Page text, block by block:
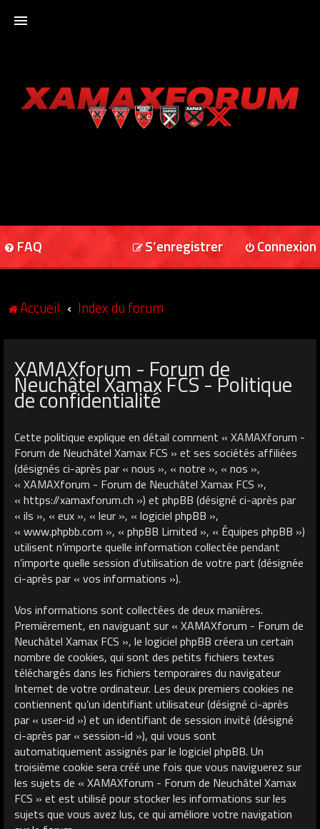
XAMAXFORUM
FAQ Connexion
S’enregistrer
Accueil Index du forum
XAMAXforum - Forum de
Neuchâtel Xamax FCS - Politique
de confidentialité
Cette politique explique en détail comment « XAMAXforum -
Forum de Neuchâtel Xamax FCS » et ses sociétés affiliées
(désignés ci-après par « nous », « notre », « nos »,
« XAMAXforum - Forum de Neuchâtel Xamax FCS »,
« https://xamaxforum.ch ») et phpBB (désigné ci-après par
« ils », « eux », « leur », « logiciel phpBB »,
« www.phpbb.com », « phpBB Limited », « Équipes phpBB »)
utilisent n’importe quelle information collectée pendant
n’importe quelle session d’utilisation de votre part (désignée
ci-après par « vos informations »).
Vos informations sont collectées de deux manières.
Premièrement, en naviguant sur « XAMAXforum - Forum de
Neuchâtel Xamax FCS », le logiciel phpBB créera un certain
nombre de cookies, qui sont des petits fichiers textes
téléchargés dans les fichiers temporaires du navigateur
Internet de votre ordinateur. Les deux premiers cookies ne
contiennent qu’un identifiant utilisateur (désigné ci-après
par « user-id ») et un identifiant de session invité (désigné
ci-après par « session-id »), qui vous sont
automatiquement assignés par le logiciel phpBB. Un
troisième cookie sera créé une fois que vous naviguerez sur
les sujets de « XAMAXforum - Forum de Neuchâtel Xamax
FCS » et est utilisé pour stocker les informations sur les
sujets que vous avez lus, ce qui améliore votre navigation